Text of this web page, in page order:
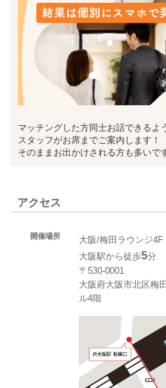
マッチングした方同士お話できるよ
スタッフがお席までご案内します！
そのままお出かけされる方も多いで
アクセス
開催場所
大阪/梅田ラウンジ4F
大阪駅から徒歩5分
〒530-0001
大阪府大阪市北区梅
ル4階